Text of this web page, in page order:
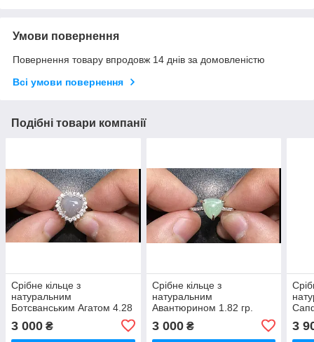
Умови повернення
Повернення товару впродовж 14 днів за домовленістю
Всі умови повернення
Подібні товари компанії
Срібне кільце з
натуральним
Ботсванським Агатом 4.28
3 000 ₴
Срібне кільце з
натуральним
Авантюрином 1.82 гр.
3 000₴ 3